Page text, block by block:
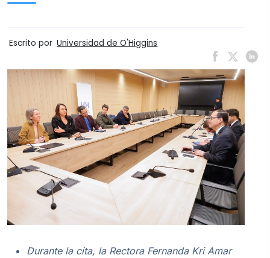
Escrito por Universidad de O'Higgins
Durante la cita, la Rectora Fernanda Kri Amar